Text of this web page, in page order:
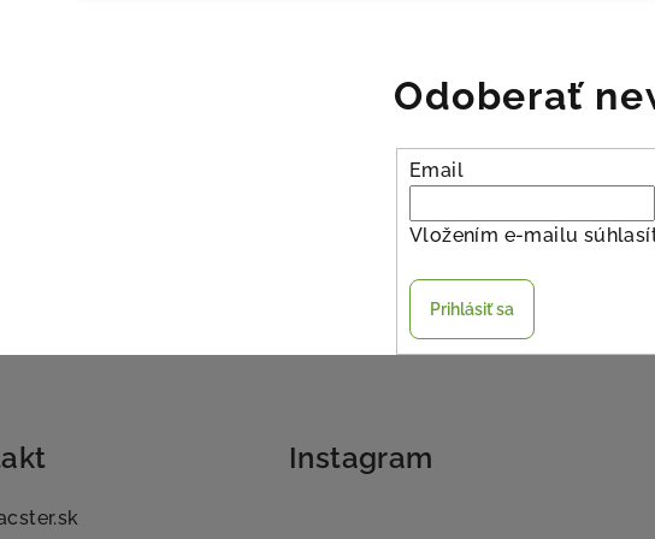
Odoberať
Email
Vložením e-mailu
Prihlásiť sa
Instagram